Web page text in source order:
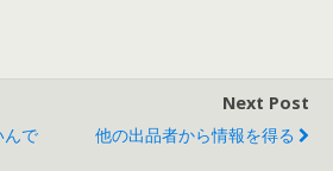
んで
Next Post
他の出品者から情報を得る